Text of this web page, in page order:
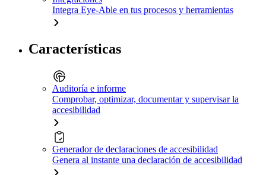
Integra Eye-Able en tus procesos y herramientas
Características
Auditoría e informe
Comprobar, optimizar, documentar y supervisar la
accesibilidad
Generador de declaraciones de accesibilidad
Genera al instante una declaración de accesibilidad